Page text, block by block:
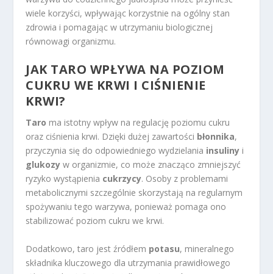
wiele korzyści, wpływając korzystnie na ogólny stan
zdrowia i pomagając w utrzymaniu biologicznej
równowagi organizmu.
JAK TARO WPŁYWA NA POZIOM
CUKRU WE KRWI I CIŚNIENIE
KRWI?
Taro ma istotny wpływ na regulację poziomu cukru
oraz ciśnienia krwi. Dzięki dużej zawartości błonnika,
przyczynia się do odpowiedniego wydzielania insuliny i
glukozy w organizmie, co może znacząco zmniejszyć
ryzyko wystąpienia cukrzycy. Osoby z problemami
metabolicznymi szczególnie skorzystają na regularnym
spożywaniu tego warzywa, ponieważ pomaga ono
stabilizować poziom cukru we krwi.
Dodatkowo, taro jest źródłem potasu, mineralnego
składnika kluczowego dla utrzymania prawidłowego